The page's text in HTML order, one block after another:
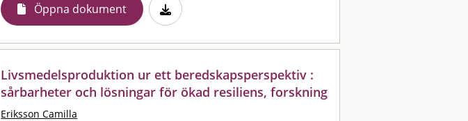
Öppna dokument
Livsmedelsproduktion ur ett beredskapsperspektiv :
sårbarheter och lösningar för ökad resiliens, forskning
Eriksson Camilla